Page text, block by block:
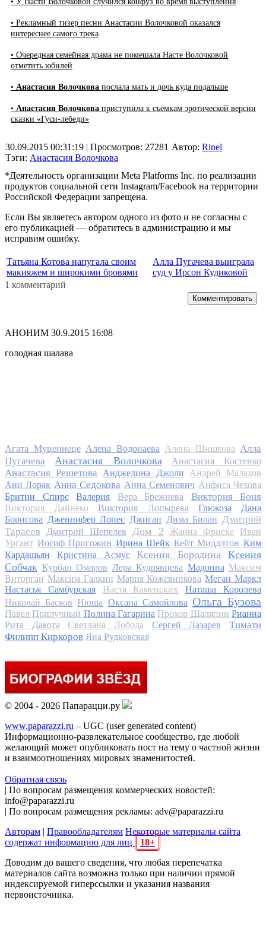
• Рекламный тизер песни Анастасии Волочковой оказался
интереснее самого трека
• Очередная семейная драма не помешала Насте Волочковой
отметить юбилей
• Анастасия Волочкова послала мать и дочь куда подальше
• Анастасия Волочкова приступила к съемкам эротической версии
сказки «Гуси-лебеди»
30.09.2015 00:31:19 | Просмотров: 27281
Тэги: Анастасия Волочкова
Автор: Rinel
*Деятельность организации Meta Platforms Inc. по реализации
продуктов социальной сети Instagram/Facebook на территории
Российской Федерации запрещена.
Если Вы являетесь автором одного из фото и не согласны с
его публикацией — обратитесь в администрацию и мы
исправим ошибку.
Татьяна Котова напугала своим
макияжем и широкими бровями
Алла Пугачева выиграла
суд у Ирсон Кудиковой
1 комментарий
Комментировать
АНОНИМ 30.9.2015 16:08
голодная шалава
Агата Муцениеце Алена Водонаева Алена Шишкова Алла
Пугачева
Анастасия Волочкова Анастасия Костенко
Анастасия Решетова Анджелина Джоли Андрей Малахов
Ани Лорак Анна Седокова Анна Семенович Анфиса Чехова
Бритни Спирс
Валерия Вера Брежнева Виктория Боня
Виктория Дайнеко Виктория Лопырева Глюкоза
Дана
Борисова Дженнифер Лопес Джиган Дима Билан Дмитрий
Тарасов Дмитрий Шепелев Дом 2 Жанна Фриске
Иван
Ургант Иосиф Пригожин Ирина Шейк Кейт Миддлтон Ким
Кардашьян
Кристина Асмус Ксения Бородина
Ксения
Собчак Курбан Омаров Лера Кудрявцева Мадонна Максим
Виторган Максим Галкин Мария Кожевникова Меган Маркл
Настасья Самбурская
Настя Каменских
Наташа Королева
Николай Басков Нюша Оксана Самойлова Ольга Бузова
Павел Прилучный Полина Гагарина Прохор Шаляпин Рианна
Рита Дакота
Светлана Лобода Сергей Лазарев
Тимати
Филипп Киркоров Яна Рудковская
© 2004 - 2026 Папарацци.ру
www.paparazzi.ru – UGC (user generated content)
Информационно-развлекательное сообщество, где любой
желающий может опубликовать пост на тему о частной жизни
и взаимоотношениях мировых знаменитостей.
Обратная связь
| По вопросам размещения коммерческих новостей:
info@paparazzi.ru
| По вопросам размещения рекламы: adv@paparazzi.ru
Авторам | Правообладателям Некоторые материалы сайта
содержат информацию для лиц
18+
Доводим до вашего сведения, что любая перепечатка
материалов сайта возможна только при наличии прямой
индексируемой гиперссылки и указания названия
первоисточника.